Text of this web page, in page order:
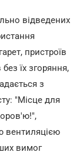
відведених
пристроїв
їх згоряння,
з
"Місце для
вентиляцією
вимог